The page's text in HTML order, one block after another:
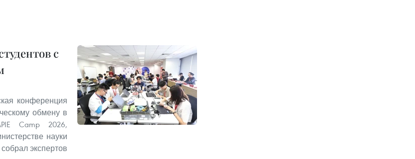
с
конференция
обмену в
Camp 2026,
науки
экспертов